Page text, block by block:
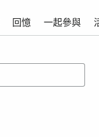
回憶 一起參與